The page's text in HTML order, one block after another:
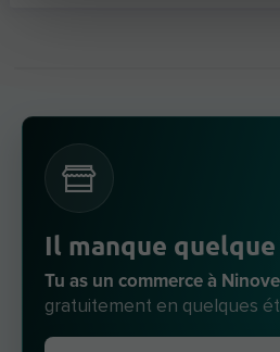
Il manque quelque
Tu as un commerce à
gratuitement en quelques